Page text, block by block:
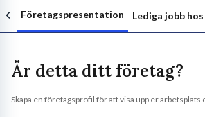
Företagspresentation Lediga jobb hos
Är detta ditt företag?
Skapa en företagsprofil för att visa upp er arbetsplats